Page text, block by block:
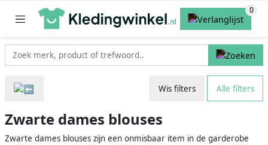
Wis filters Alle filters
Zwarte dames blouses
Zwarte dames blouses zijn een onmisbaar item in de garderobe